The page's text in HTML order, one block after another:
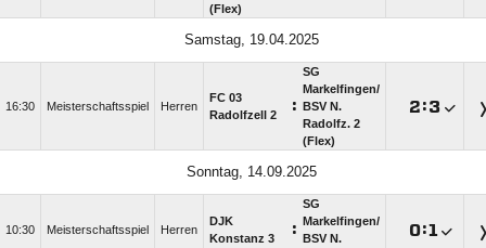
(Flex)
Samstag, 19.04.2025
16:30 Meisterschaftsspiel Herren
FC 03
Radolfzell 2
:
SG
Markelfingen/​
BSV N.
Radolfz. 2
(Flex)
:
Sonntag, 14.09.2025
10:30 Meisterschaftsspiel Herren
DJK
Konstanz 3
:
SG
Markelfingen/​
BSV N.
: